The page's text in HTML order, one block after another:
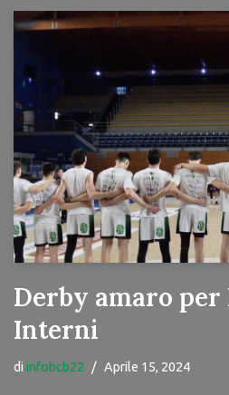
Derby amaro per
Interni
di infobcb22 Aprile 15, 2024